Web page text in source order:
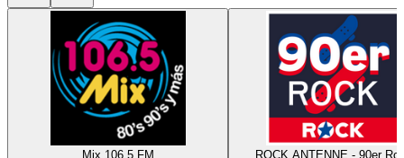
Mix 106.5 FM
ROCK ANTENNE - 90er